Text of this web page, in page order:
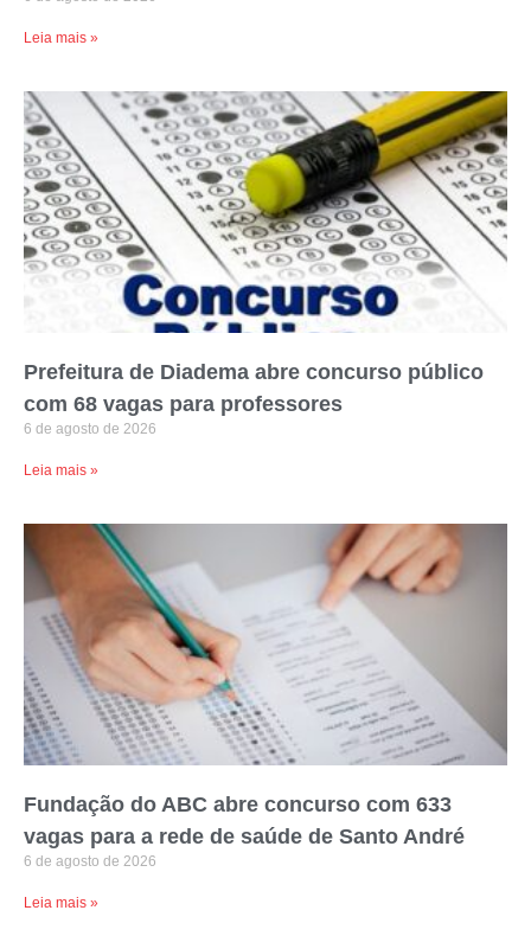
Leia mais »
Prefeitura de Diadema abre concurso público
com 68 vagas para professores
6 de agosto de 2026
Leia mais »
Fundação do ABC abre concurso com 633
vagas para a rede de saúde de Santo André
6 de agosto de 2026
Leia mais »